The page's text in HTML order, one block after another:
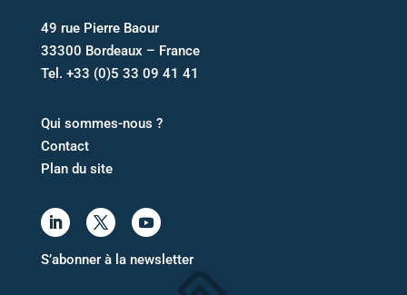
49 rue Pierre Baour
33300 Bordeaux – France
Tel. +33 (0)5 33 09 41 41
Qui sommes-nous ?
Contact
Plan du site
S’abonner à la newsletter